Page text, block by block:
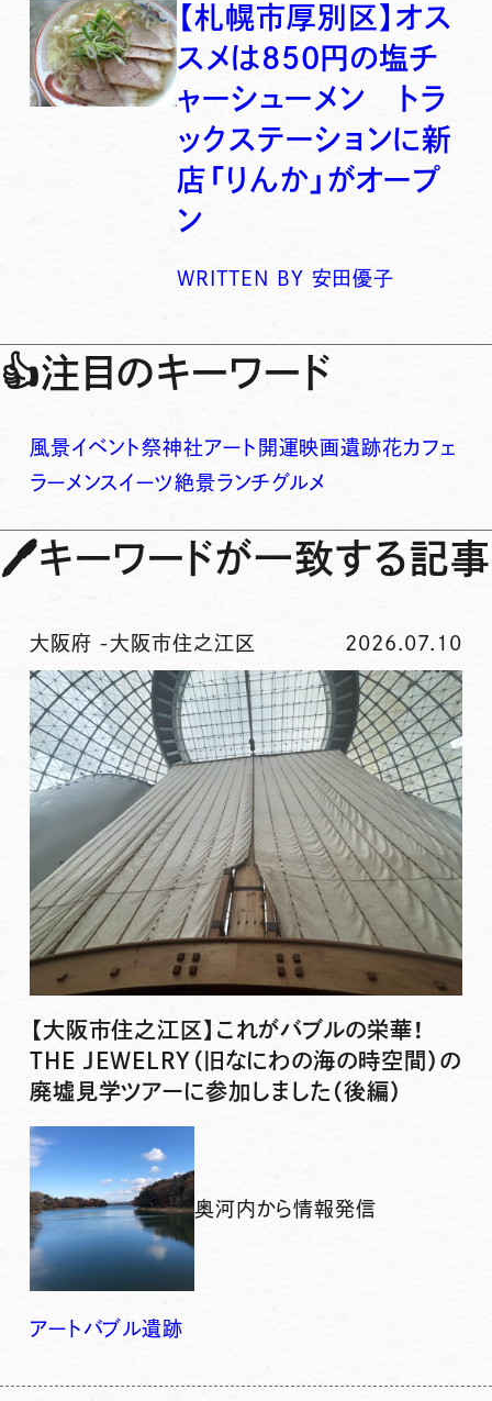
【札幌市厚別区】オス
スメは850円の塩チ
ャーシューメン トラ
ックステーションに新
店「りんか」がオープ
ン
WRITTEN BY 安田優子
👍注目のキーワード
風景イベント祭神社アート 開運映画遺跡花カフェ
ラーメンスイーツ絶景ランチグルメ
🖊キーワードが一致する記事
大阪府 -大阪市住之江区 2026.07.10
【大阪市住之江区】これがバブルの栄華！
THE JEWELRY（旧なにわの海の時空間）の
廃墟見学ツアーに参加しました（後編）
奥河内から情報発信
アートバブル遺跡